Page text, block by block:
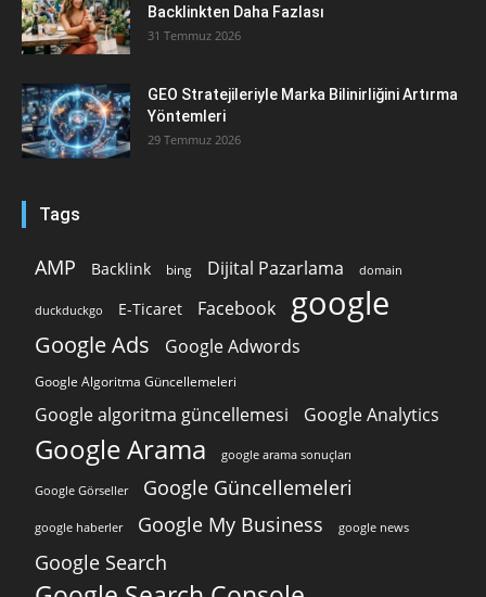
Backlinkten Daha Fazlası
31 Temmuz 2026
GEO Stratejileriyle Marka Bilinirliğini Artırma
Yöntemleri
29 Temmuz 2026
Tags
AMP Backlink bing Dijital Pazarlama domain
duckduckgo E-Ticaret Facebook google
Google Ads Google Adwords
Google Algoritma Güncellemeleri
Google algoritma güncellemesi Google Analytics
Google Arama google arama sonuçları
Google Görseller Google Güncellemeleri
google haberler Google My Business google news
Google Search